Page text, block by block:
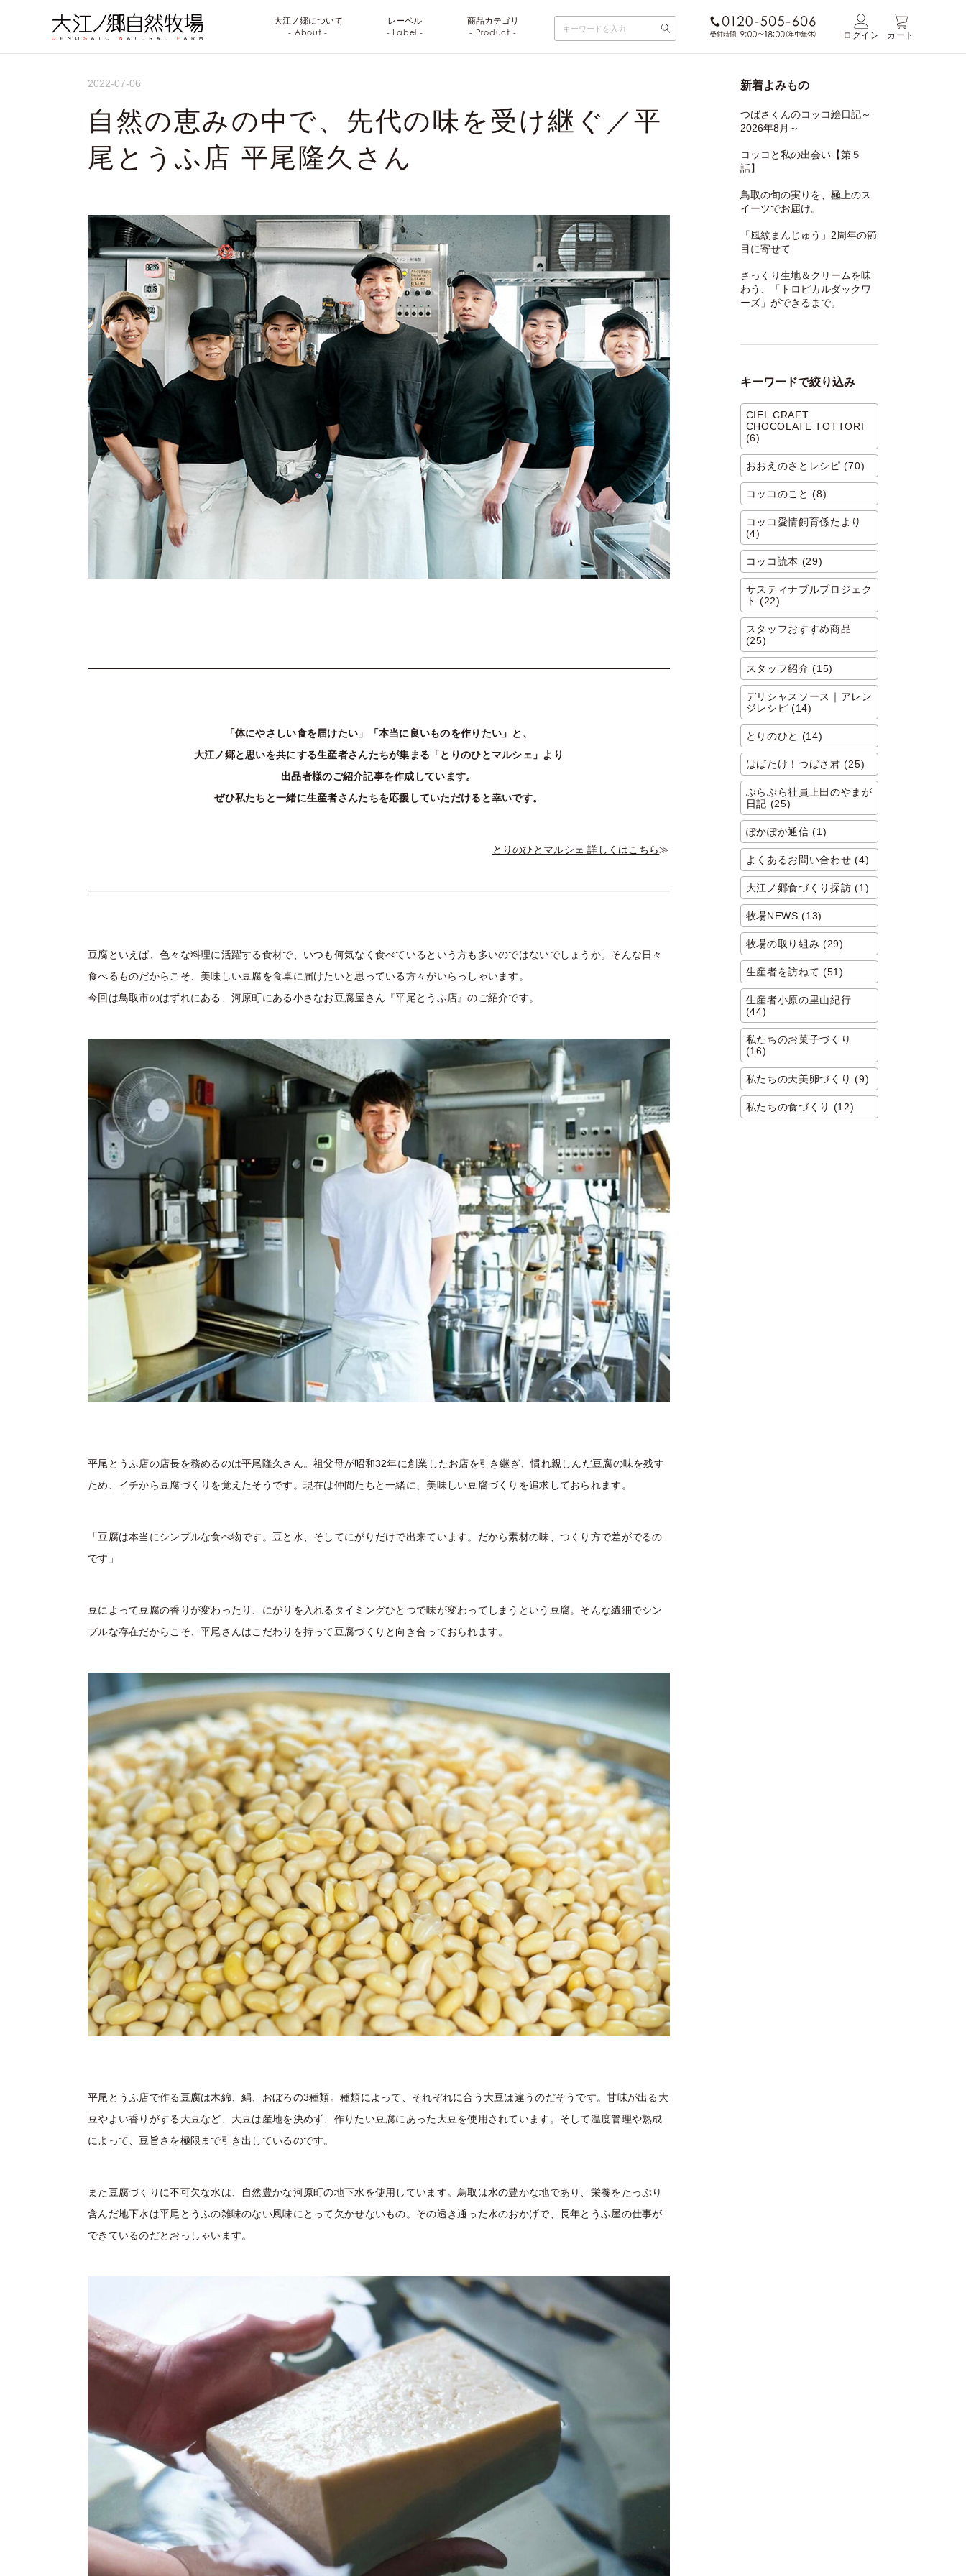
大江ノ郷について
- About -
レーベル
- Label -
商品カテゴリ
- Product -
ログイン カート
2022-07-06
自然の恵みの中で、先代の味を受け継ぐ／平
尾とうふ店 平尾隆久さん
「体にやさしい食を届けたい」「本当に良いものを作りたい」と、
大江ノ郷と思いを共にする生産者さんたちが集まる「とりのひとマルシェ」より
出品者様のご紹介記事を作成しています。
ぜひ私たちと一緒に生産者さんたちを応援していただけると幸いです。
とりのひとマルシェ 詳しくはこちら≫
豆腐といえば、色々な料理に活躍する食材で、いつも何気なく食べているという方も多いのではないでしょうか。そんな日々
食べるものだからこそ、美味しい豆腐を食卓に届けたいと思っている方々がいらっしゃいます。
今回は鳥取市のはずれにある、河原町にある小さなお豆腐屋さん『平尾とうふ店』のご紹介です。
平尾とうふ店の店長を務めるのは平尾隆久さん。祖父母が昭和32年に創業したお店を引き継ぎ、慣れ親しんだ豆腐の味を残す
ため、イチから豆腐づくりを覚えたそうです。現在は仲間たちと一緒に、美味しい豆腐づくりを追求しておられます。
「豆腐は本当にシンプルな食べ物です。豆と水、そしてにがりだけで出来ています。だから素材の味、つくり方で差がでるの
です」
豆によって豆腐の香りが変わったり、にがりを入れるタイミングひとつで味が変わってしまうという豆腐。そんな繊細でシン
プルな存在だからこそ、平尾さんはこだわりを持って豆腐づくりと向き合っておられます。
平尾とうふ店で作る豆腐は木綿、絹、おぼろの3種類。種類によって、それぞれに合う大豆は違うのだそうです。甘味が出る大
豆やよい香りがする大豆など、大豆は産地を決めず、作りたい豆腐にあった大豆を使用されています。そして温度管理や熟成
によって、豆旨さを極限まで引き出しているのです。
また豆腐づくりに不可欠な水は、自然豊かな河原町の地下水を使用しています。鳥取は水の豊かな地であり、栄養をたっぷり
含んだ地下水は平尾とうふの雑味のない風味にとって欠かせないもの。その透き通った水のおかげで、長年とうふ屋の仕事が
できているのだとおっしゃいます。
新着よみもの
つばさくんのコッコ絵日記～
2026年8月～
コッコと私の出会い【第５
話】
鳥取の旬の実りを、極上のス
イーツでお届け。
「風紋まんじゅう」2周年の節
目に寄せて
さっくり生地＆クリームを味
わう、「トロピカルダックワ
ーズ」ができるまで。
キーワードで絞り込み
CIEL CRAFT
CHOCOLATE TOTTORI
(6)
おおえのさとレシピ (70)
コッコのこと (8)
コッコ愛情飼育係たより
(4)
コッコ読本 (29)
サスティナブルプロジェク
ト (22)
スタッフおすすめ商品
(25)
スタッフ紹介 (15)
デリシャスソース｜アレン
ジレシピ (14)
とりのひと (14)
はばたけ！つばさ君 (25)
ぶらぶら社員上田のやまが
日記 (25)
ぽかぽか通信 (1)
よくあるお問い合わせ (4)
大江ノ郷食づくり探訪 (1)
牧場NEWS (13)
牧場の取り組み (29)
生産者を訪ねて (51)
生産者小原の里山紀行
(44)
私たちのお菓子づくり
(16)
私たちの天美卵づくり (9)
私たちの食づくり (12)